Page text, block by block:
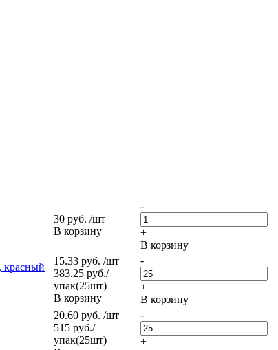
30 руб. /шт
В корзину
-
+
В корзину
красный
15.33 руб. /шт
383.25 руб./
упак(25шт)
В корзину
-
+
В корзину
20.60 руб. /шт
515 руб./
упак(25шт)
-
+